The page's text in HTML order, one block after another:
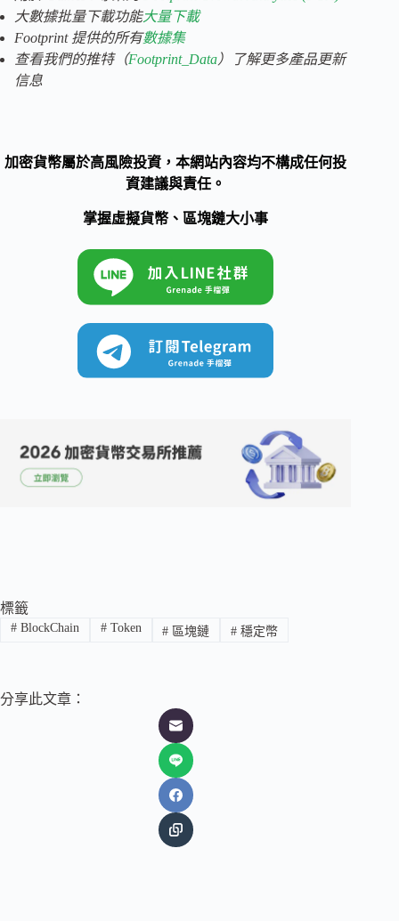
大數據批量下載功能大量下載
Footprint 提供的所有數據集
查看我們的推特（Footprint_Data）了解更多產品更新
信息
加密貨幣屬於高風險投資，本網站內容均不構成任何投
資建議與責任。
掌握虛擬貨幣、區塊鏈大小事
標籤
#BlockChain #Token # 區塊鏈 # 穩定幣
分享此文章：